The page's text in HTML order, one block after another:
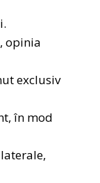
opinia
exclusiv
în mod